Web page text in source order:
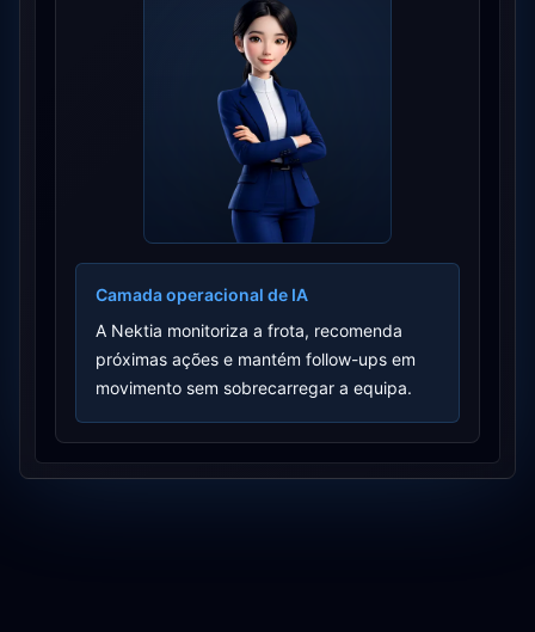
Camada operacional de IA
A Nektia monitoriza a frota, recomenda
próximas ações e mantém follow-ups em
movimento sem sobrecarregar a equipa.